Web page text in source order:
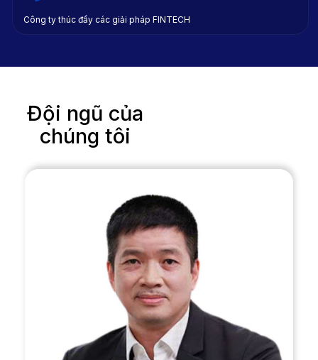
Công ty thúc đẩy các giải pháp FINTECH
Đội ngũ của
chúng tôi